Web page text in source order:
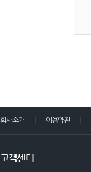
회사소개 이용약관
고객센터